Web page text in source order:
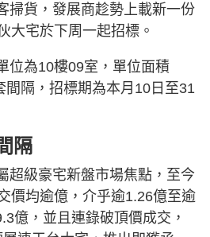
掃貨，發展商趁勢上載新一份
大宅於下周一起招標。
位為10樓09室，單位面積
間隔，招標期為本月10日至31
隔
超級豪宅新盤市場焦點，至今
價均逾億，介乎逾1.26億至逾
億，並且連錄破頂價成交，